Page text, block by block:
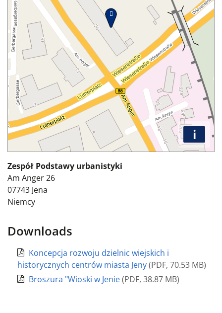
i
Zespół Podstawy urbanistyki
Am Anger 26
07743 Jena
Niemcy
Downloads
Koncepcja rozwoju dzielnic wiejskich i
historycznych centrów miasta Jeny(PDF, 70.53 MB)
Broszura "Wioski w Jenie(PDF, 38.87 MB)